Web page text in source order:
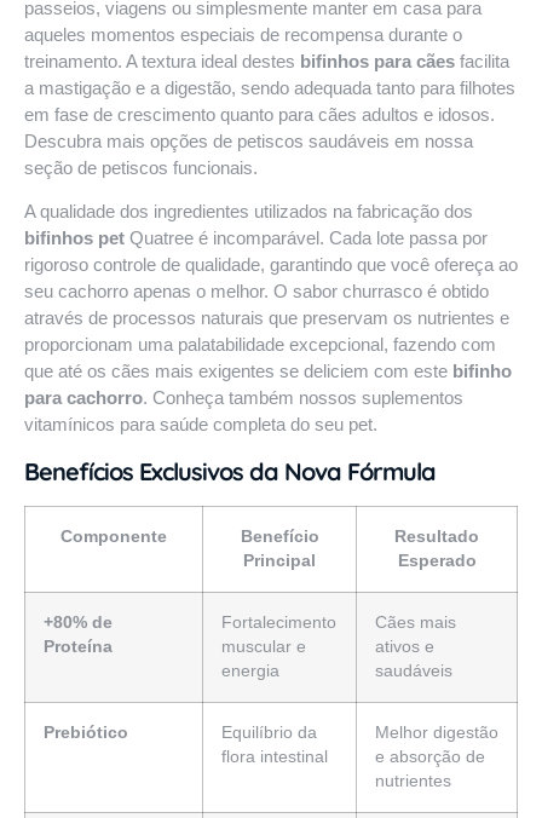
passeios, viagens ou simplesmente manter em casa para
aqueles momentos especiais de recompensa durante o
treinamento. A textura ideal destes bifinhos para cães facilita
a mastigação e a digestão, sendo adequada tanto para filhotes
em fase de crescimento quanto para cães adultos e idosos.
Descubra mais opções de petiscos saudáveis em nossa
seção de petiscos funcionais.
A qualidade dos ingredientes utilizados na fabricação dos
bifinhos pet Quatree é incomparável. Cada lote passa por
rigoroso controle de qualidade, garantindo que você ofereça ao
seu cachorro apenas o melhor. O sabor churrasco é obtido
através de processos naturais que preservam os nutrientes e
proporcionam uma palatabilidade excepcional, fazendo com
que até os cães mais exigentes se deliciem com este bifinho
para cachorro. Conheça também nossos suplementos
vitamínicos para saúde completa do seu pet.
Benefícios Exclusivos da Nova Fórmula
Componente
Benefício
Principal
Resultado
Esperado
+80% de
Proteína
Fortalecimento
muscular e
energia
Cães mais
ativos e
saudáveis
Prebiótico
Equilíbrio da
flora intestinal
Melhor digestão
e absorção de
nutrientes